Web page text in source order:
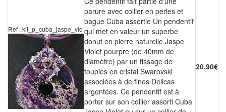
Ref : kit_p_cuba_jaspe_vio
parure avec collier en perles et
bague Cuba assortie Un pendentif
qui met en valeur un superbe
donut en pierre naturelle Jaspe
Violet pourpre (de 40mm de
diamètre) par un tissage de
toupies en cristal Swarovski
associées à de fines Delicas
argentées. Ce pendentif est à
porter sur son collier assorti Cuba
20.90€